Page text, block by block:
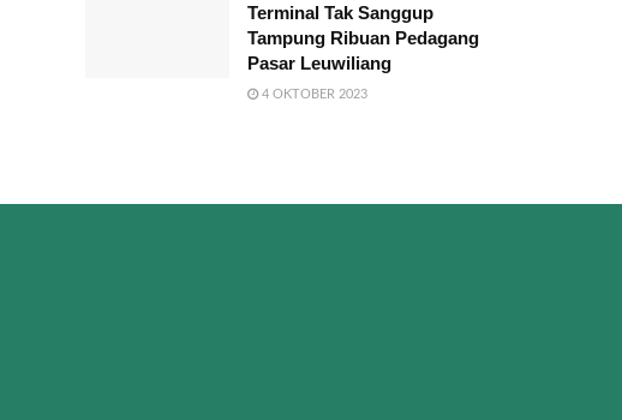
Terminal Tak Sanggup
Tampung Ribuan Pedagang
Pasar Leuwiliang
4 OKTOBER 2023